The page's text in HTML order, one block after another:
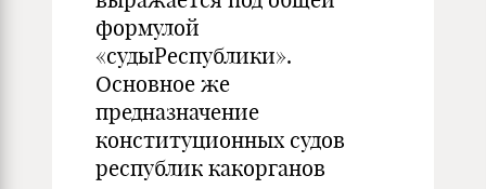
формулой
«судыРеспублики».
Основное же
предназначение
конституционных судов
республик какорганов